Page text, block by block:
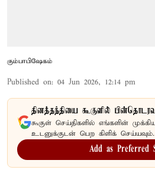
கும்பாபிஷேகம்
Published on: 04 Jun 2026, 12:14 pm
தினத்தந்தியை கூகுளில்
கூகுள் செய்திகளில் எங்களின்
உடனுக்குடன் பெற கிளிக் செய்யவும்.
Add as Preferred